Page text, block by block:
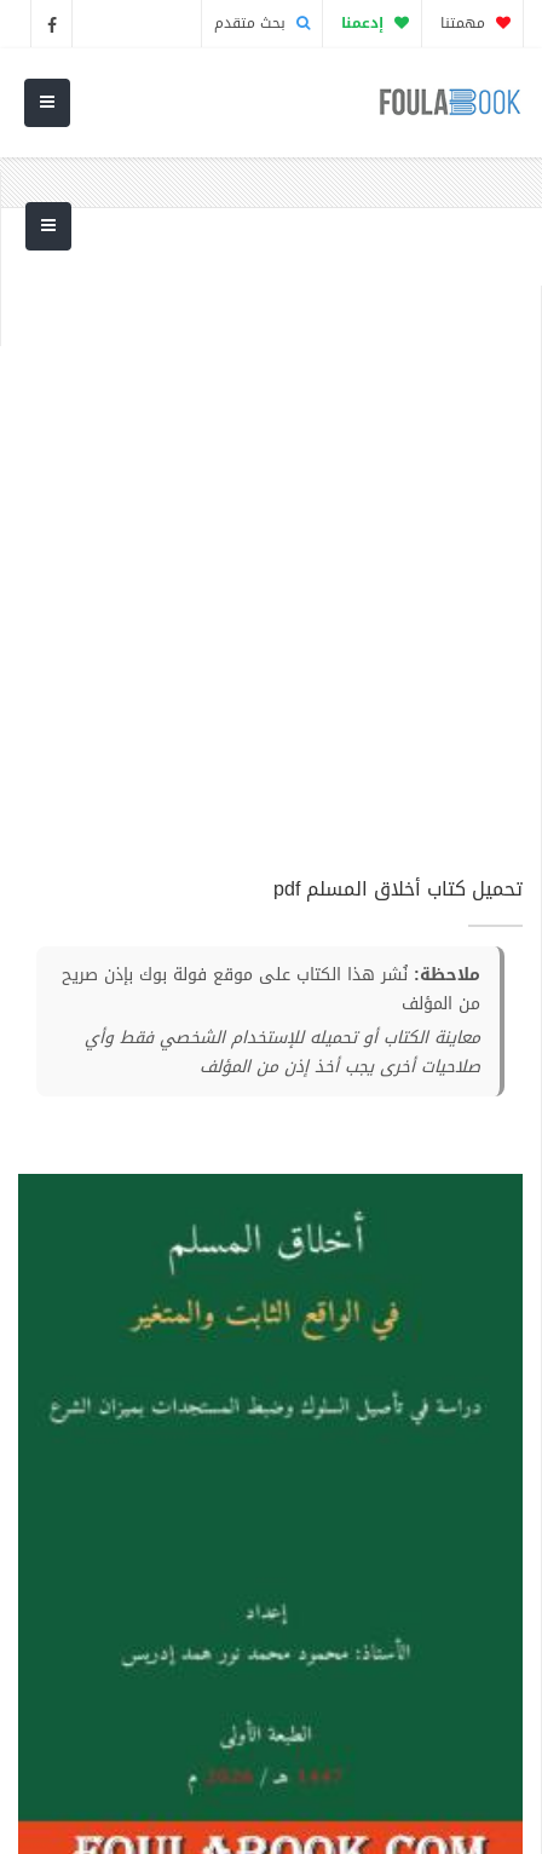
مهمتنا إدعمنا بحث متقدم
تحميل كتاب أخلاق المسلم pdf
ملاحظة: نُشر هذا الكتاب على موقع فولة بوك بإذن صريح
من المؤلف
معاينة الكتاب أو تحميله للإستخدام الشخصي فقط وأي
صلاحيات أخرى يجب أخذ إذن من المؤلف